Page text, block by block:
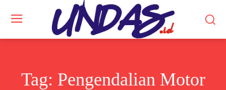
Tag: Pengendalian Motor